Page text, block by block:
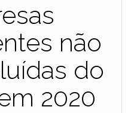
não
do
2020